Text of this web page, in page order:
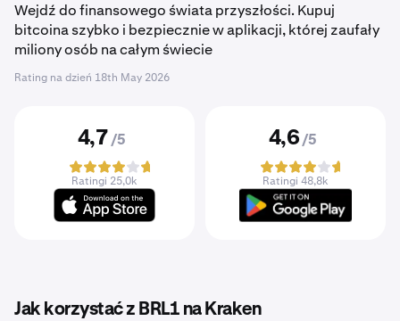
Wejdź do finansowego świata przyszłości. Kupuj
bitcoina szybko i bezpiecznie w aplikacji, której zaufały
miliony osób na całym świecie
Rating na dzień 18th May 2026
4,7 /5
Ratingi 25,0k
4,6 /5
Ratingi 48,8k
Jak korzystać z BRL1 na Kraken